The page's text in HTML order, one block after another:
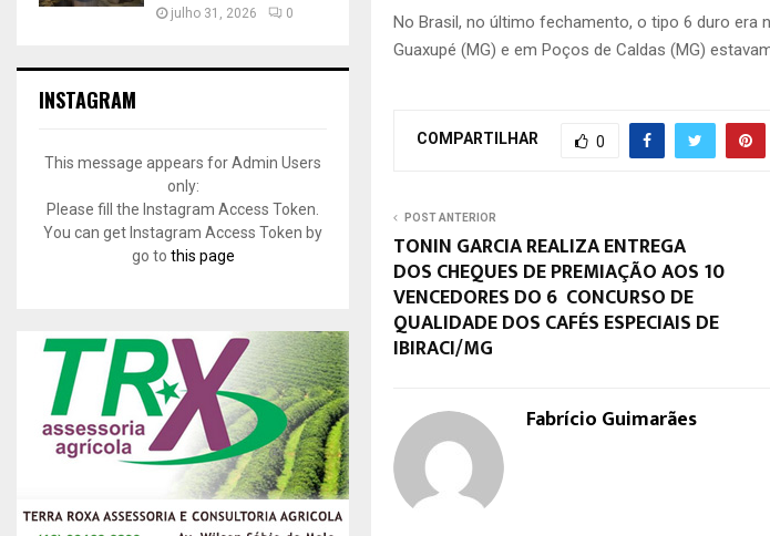
No Brasil, no último fechamento, o tipo 6 duro era
Guaxupé (MG) e em Poços de Caldas (MG)
COMPARTILHAR 0
POST ANTERIOR
TONIN GARCIA REALIZA ENTREGA
DOS CHEQUES DE PREMIAÇÃO AOS 10
VENCEDORES DO 6º CONCURSO DE
QUALIDADE DOS CAFÉS ESPECIAIS DE
IBIRACI/MG
Fabrício Guimarães
julho 31, 2026 0
INSTAGRAM
This message appears for Admin Users
only:
Please fill the Instagram Access Token.
You can get Instagram Access Token by
go to this page